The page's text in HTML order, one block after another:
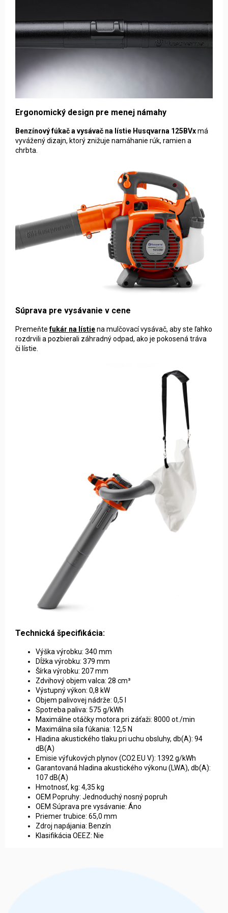
Ergonomický design pre menej námahy
Benzínový fúkač a vysávač na lístie Husqvarna 125BVxmá
vyvážený dizajn, ktorý znižuje namáhanie rúk, ramien a
chrbta.
Súprava pre vysávanie v cene
Premeňtefukár na lístiena mulčovací vysávač, aby ste ľahko
rozdrvili a pozbierali záhradný odpad, ako je pokosená tráva
či lístie.
Technická špecifikácia:
Výška výrobku: 340 mm
Dĺžka výrobku: 379 mm
Šírka výrobku: 207 mm
Zdvihový objem valca: 28 cm³
Výstupný výkon: 0,8 kW
Objem palivovej nádrže: 0,5 l
Spotreba paliva: 575 g/kWh
Maximálne otáčky motora pri záťaži: 8000 ot./min
Maximálna sila fúkania: 12,5 N
Hladina akustického tlaku pri uchu obsluhy, db(A): 94
dB(A)
Emisie výfukových plynov (CO2 EU V): 1392 g/kWh
Garantovaná hladina akustického výkonu (LWA), db(A):
107 dB(A)
Hmotnosť, kg: 4,35 kg
OEM Popruhy: Jednoduchý nosný popruh
OEM Súprava pre vysávanie: Áno
Priemer trubice: 65,0 mm
Zdroj napájania: Benzín
Klasifikácia OEEZ: Nie